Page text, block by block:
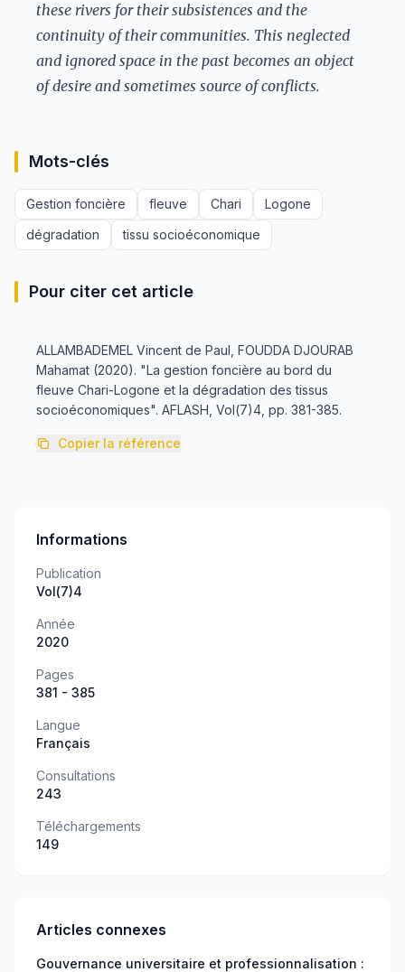
these rivers for their subsistences and the
continuity of their communities. This neglected
and ignored space in the past becomes an object
of desire and sometimes source of conflicts.
Mots-clés
Gestion foncière fleuve Chari
Logone
dégradation
tissu socioéconomique
Pour citer cet article
ALLAMBADEMEL Vincent de Paul, FOUDDA DJOURAB
Mahamat (2020). "La gestion foncière au bord du
fleuve Chari-Logone et la dégradation des tissus
socioéconomiques". AFLASH, Vol(7)4, pp. 381-385.
Copier la référence
Informations
Publication
Vol(7)4
Année
2020
Pages
381 - 385
Langue
Français
Consultations
243
Téléchargements
149
Articles connexes
Gouvernance universitaire et professionnalisation :